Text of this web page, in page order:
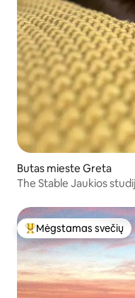
Butas mieste Greta
The Stable Jaukios studijos tipo butas poroms ir vyno
Svečių mėgstamiausias
Mėgstamas svečių